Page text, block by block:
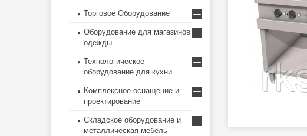
Торговое Оборудование
Оборудование для магазинов
одежды
Технологическое
оборудование для кухни
Комплексное оснащение и
проектирование
Складское оборудование и
металлическая мебель